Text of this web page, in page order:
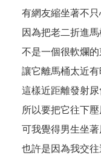
有網友縮坐著不
因為把老二折進
不是一個很軟爛
讓它離馬桶太近
這樣近距離發射
所以要把它往下
可我覺得男生坐
也許是因為我交